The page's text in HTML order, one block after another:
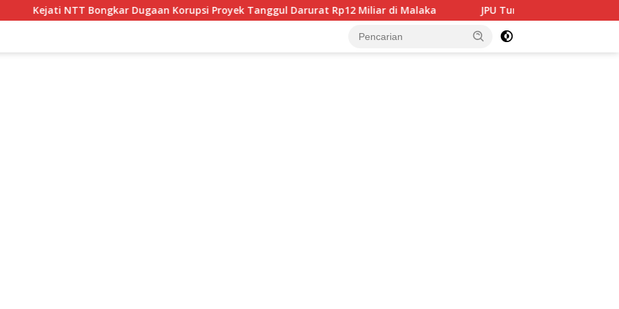
Dugaan Korupsi Proyek Tanggul Darurat Rp12 Miliar di Malaka JPU Tuntut 4 Terdakwa Korupsi Medan